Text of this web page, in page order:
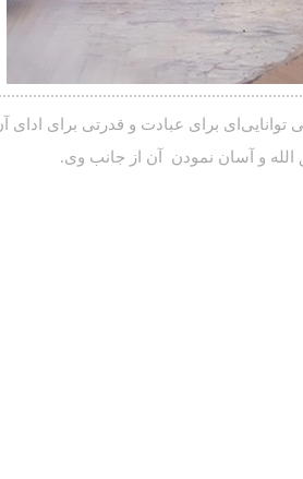
توانایی‌ای برای عبادت و قدرتی برای ادای
الله و آسان نمودن آن از جانب وی.